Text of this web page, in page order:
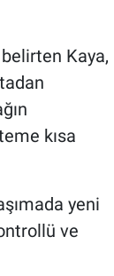
Kaya,
kısa
yeni
ve